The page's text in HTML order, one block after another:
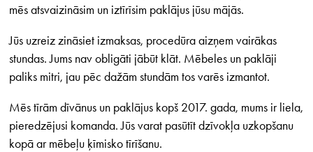
mēs atsvaizināsim un iztīrīsim paklājus jūsu mājās.
Jūs uzreiz zināsiet izmaksas, procedūra aizņem vairākas
stundas. Jums nav obligāti jābūt klāt. Mēbeles un paklāji
paliks mitri, jau pēc dažām stundām tos varēs izmantot.
Mēs tīrām dīvānus un paklājus kopš 2017. gada, mums ir liela,
pieredzējusi komanda. Jūs varat pasūtīt dzīvokļa uzkopšanu
kopā ar mēbeļu ķīmisko tīrīšanu.